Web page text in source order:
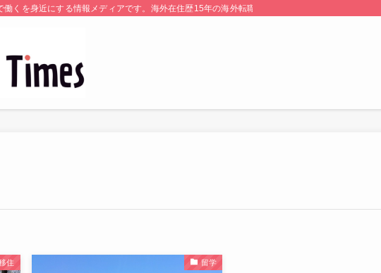
くを身近にする情報メディアです。海外在住歴15年の海外転職のプロが監修・運営しています。
住 留学